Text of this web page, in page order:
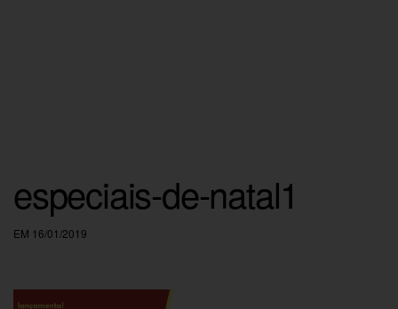
especiais-de-natal1
EM 16/01/2019